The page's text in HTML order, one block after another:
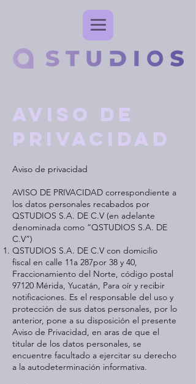
aviso de
privacidad
Aviso de privacidad
AVISO DE PRIVACIDAD correspondiente a
los datos personales recabados por
QSTUDIOS S.A. DE C.V (en adelante
denominada como “QSTUDIOS S.A. DE
C.V”)
QSTUDIOS S.A. DE C.V con domicilio
fiscal en calle 11a 287por 38 y 40,
Fraccionamiento del Norte, código postal
97120 Mérida, Yucatán, Para oír y recibir
notificaciones. Es el responsable del uso y
protección de sus datos personales, por lo
anterior, pone a su disposición el presente
Aviso de Privacidad, en aras de que el
titular de los datos personales, se
encuentre facultado a ejercitar su derecho
a la autodeterminación informativa.